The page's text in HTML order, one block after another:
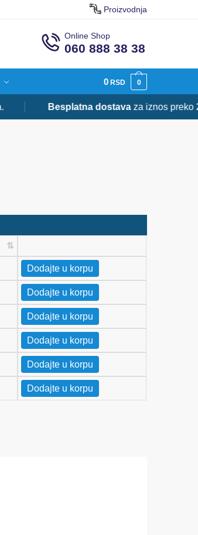
Proizvodnja
Online Shop
060 888 38 38
0RSD 0
Besplatna dostavaza iznos preko 20.000
Dodajte u korpu
Dodajte u korpu
Dodajte u korpu
Dodajte u korpu
Dodajte u korpu
Dodajte u korpu